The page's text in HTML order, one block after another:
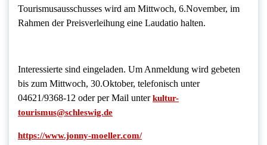
Tourismusausschusses wird am Mittwoch, 6.November, im
Rahmen der Preisverleihung eine Laudatio halten.
Interessierte sind eingeladen. Um Anmeldung wird gebeten
bis zum Mittwoch, 30.Oktober, telefonisch unter
04621/9368-12 oder per Mail unterkultur-
tourismus@schleswig.de
https://www.jonny-moeller.com/